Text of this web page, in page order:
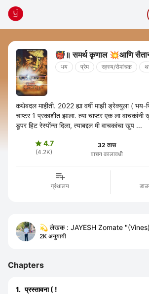
👹॥ समर्थ कृणाल 💥आणि
भय प्रेम रहस्य/रोमांचक
कथेबदल माहीती. 2022 ह्या वर्षी माझी ड्रेक्युला ( भय-
चाप्टर 1 प्रकाशीत झाला. त्या चाप्टर एक ला
डूपर हिट रेस्पोंन्स दिला, त्याबद्दल मी वाचकांचा खुप ...
4.7
(4.2K)
32 तास
वाचन कालावधी
ग्रंथालय
💫 लेखक : JAYESH Zomate
2K अनुयायी
Chapters
1. प्रस्तावना ( !